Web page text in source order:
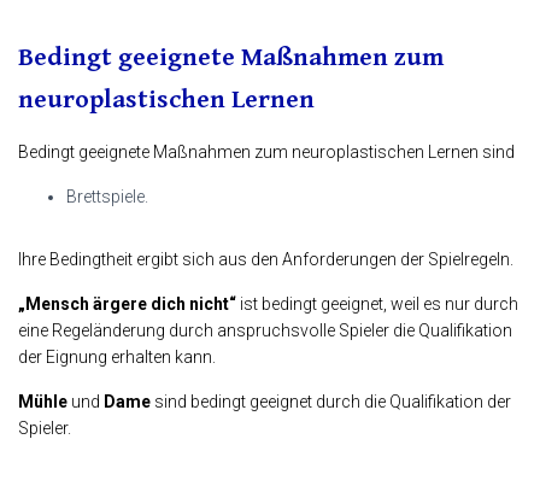
Bedingt geeignete Maßnahmen zum
neuroplastischen Lernen
Bedingt geeignete Maßnahmen zum neuroplastischen Lernen sind
Brettspiele.
Ihre Bedingtheit ergibt sich aus den Anforderungen der Spielregeln.
„Mensch ärgere dich nicht“ ist bedingt geeignet, weil es nur durch
eine Regeländerung durch anspruchsvolle Spieler die Qualifikation
der Eignung erhalten kann.
Mühle und Dame sind bedingt geeignet durch die Qualifikation der
Spieler.